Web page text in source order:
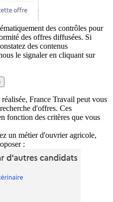
des contrôles pour
des offres diffusées. Si
des contenus
le signaler en cliquant sur
France Travail peut vous
d'offres. Ces
fonction des critères que vous
un métier d'ouvrier agricole,
: